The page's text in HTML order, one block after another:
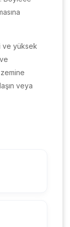
ve yüksek
veya